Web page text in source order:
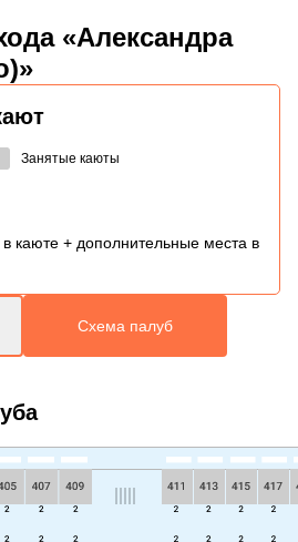
«Александра
Занятые каюты
в каюте + дополнительные места в
Схема палуб